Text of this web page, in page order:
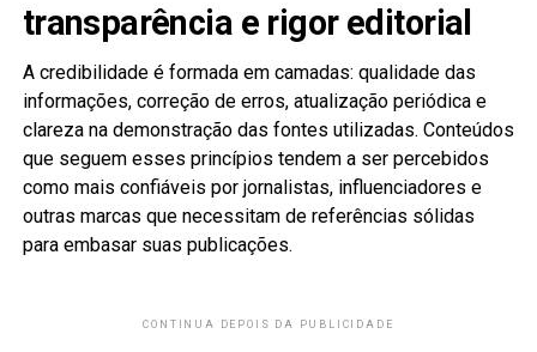
transparência e rigor editorial
A credibilidade é formada em camadas: qualidade das
informações, correção de erros, atualização periódica e
clareza na demonstração das fontes utilizadas. Conteúdos
que seguem esses princípios tendem a ser percebidos
como mais confiáveis por jornalistas, influenciadores e
outras marcas que necessitam de referências sólidas
para embasar suas publicações.
CONTINUA DEPOIS DA PUBLICIDADE